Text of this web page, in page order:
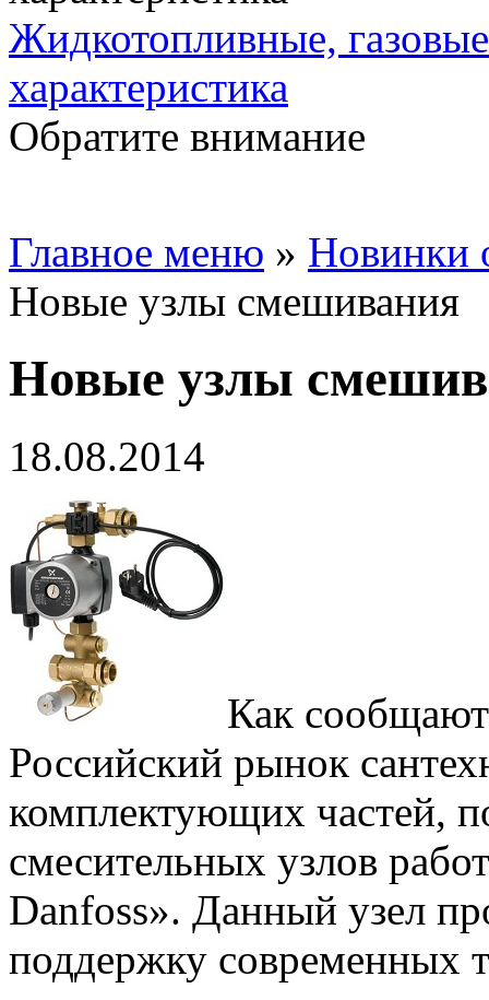
Жидкотопливные,
характеристика
Обратите внимание
Главное меню » Новинки
Новые узлы смешивания
Новые узлы
18.08.2014
Как
Российский рынок
комплектующих частей,
смесительных узлов
Danfoss». Данный узел
поддержку современных